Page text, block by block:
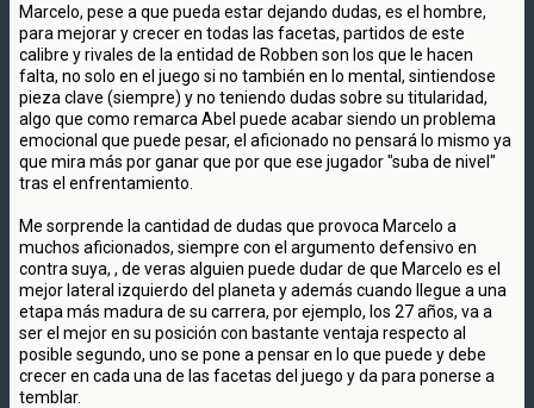
Marcelo, pese a que pueda estar dejando dudas, es el hombre,
para mejorar y crecer en todas las facetas, partidos de este
calibre y rivales de la entidad de Robben son los que le hacen
falta, no solo en el juego si no también en lo mental, sintiendose
pieza clave (siempre) y no teniendo dudas sobre su titularidad,
algo que como remarca Abel puede acabar siendo un problema
emocional que puede pesar, el aficionado no pensará lo mismo ya
que mira más por ganar que por que ese jugador "suba de nivel"
tras el enfrentamiento.
Me sorprende la cantidad de dudas que provoca Marcelo a
muchos aficionados, siempre con el argumento defensivo en
contra suya, , de veras alguien puede dudar de que Marcelo es el
mejor lateral izquierdo del planeta y además cuando llegue a una
etapa más madura de su carrera, por ejemplo, los 27 años, va a
ser el mejor en su posición con bastante ventaja respecto al
posible segundo, uno se pone a pensar en lo que puede y debe
crecer en cada una de las facetas del juego y da para ponerse a
temblar.